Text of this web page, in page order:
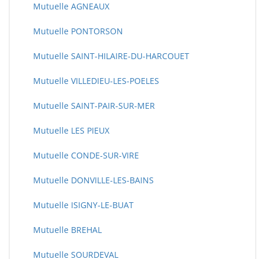
Mutuelle AGNEAUX
Mutuelle PONTORSON
Mutuelle SAINT-HILAIRE-DU-HARCOUET
Mutuelle VILLEDIEU-LES-POELES
Mutuelle SAINT-PAIR-SUR-MER
Mutuelle LES PIEUX
Mutuelle CONDE-SUR-VIRE
Mutuelle DONVILLE-LES-BAINS
Mutuelle ISIGNY-LE-BUAT
Mutuelle BREHAL
Mutuelle SOURDEVAL